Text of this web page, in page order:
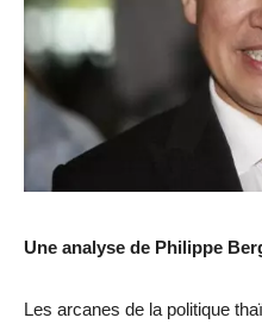
Une analyse de Philippe
Les arcanes de la politique